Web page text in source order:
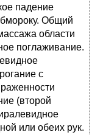
падение
Общий
области
поглаживание.
с
(второй
или обеих рук.